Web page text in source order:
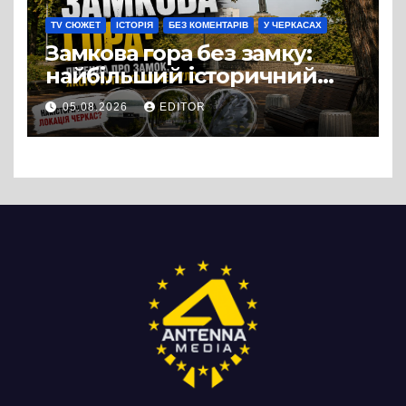
TV СЮЖЕТ ІСТОРІЯ БЕЗ КОМЕНТАРІВ У ЧЕРКАСАХ
Замкова гора без замку:
найбільший історичний
міф Черкас
05.08.2026 EDITOR